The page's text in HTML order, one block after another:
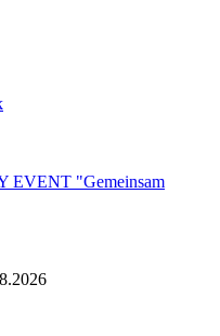
EVENT "Gemeinsam